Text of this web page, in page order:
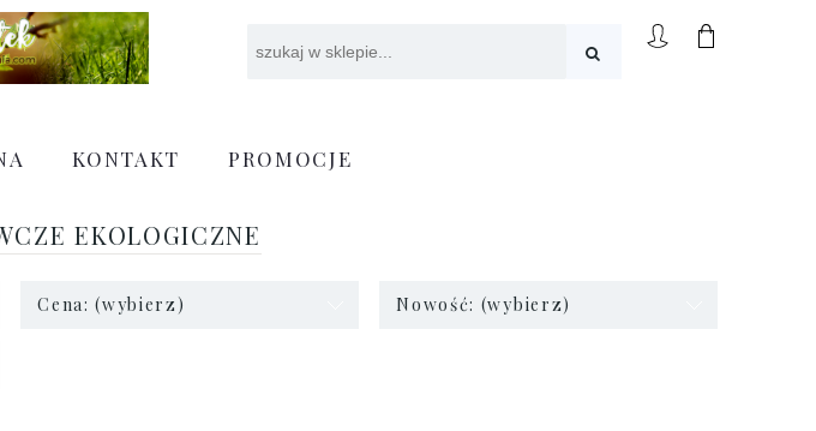
KONTAKT PROMOCJE
EKOLOGICZNE
Cena: (wybierz) Nowość: (wybierz)